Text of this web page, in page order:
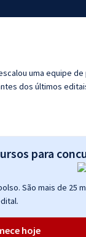
uma equipe
dos últimos
para
São mais de 25
hoje